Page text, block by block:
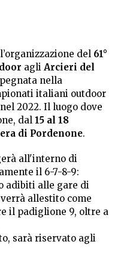
del 61°
agli Arcieri del
nella
italiani outdoor
2022. Il luogo dove
dal 15 al 18
di Pordenone.
all'interno di
il 6-7-8-9:
adibiti alle gare di
allestito come
il padiglione 9, oltre a
sarà riservato agli